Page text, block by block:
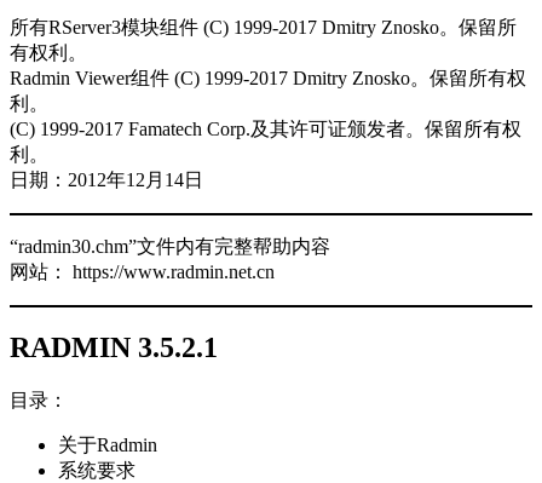
所有RServer3模块组件 (C) 1999-2017 Dmitry Znosko。保留所
有权利。
Radmin Viewer组件 (C) 1999-2017 Dmitry Znosko。保留所有权
利。
(C) 1999-2017 Famatech Corp.及其许可证颁发者。保留所有权
利。
日期：2012年12月14日
“radmin30.chm”文件内有完整帮助内容
网站： https://www.radmin.net.cn
RADMIN 3.5.2.1
目录：
关于Radmin
系统要求